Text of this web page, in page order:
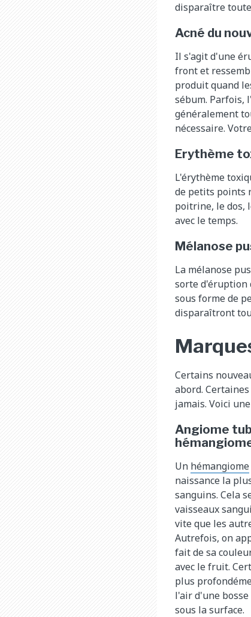
disparaître
Acné du
Il s'agit d'une
front et
produit quand
sébum. Parfois,
généralement
nécessaire.
Erythème
L'érythème
de petits points
poitrine, le dos,
avec le temps.
Mélanose
La mélanose
sorte d'éruption
sous forme de
disparaîtront
Certains
abord.
jamais. Voici
Angiome
Un hémangiome
naissance la
sanguins. Cela
vaisseaux
vite que les
Autrefois, on
fait de sa
avec le fruit.
plus
l'air d'une
sous la surface.